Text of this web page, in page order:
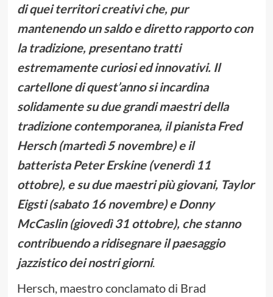
di quei territori creativi che, pur
mantenendo un saldo e diretto rapporto con
la tradizione, presentano tratti
estremamente curiosi ed innovativi. Il
cartellone di quest’anno si incardina
solidamente su due grandi maestri della
tradizione contemporanea, il pianista Fred
Hersch (martedì 5 novembre) e il
batterista Peter Erskine (venerdì 11
ottobre), e su due maestri più giovani, Taylor
Eigsti (sabato 16 novembre) e Donny
McCaslin (giovedì 31 ottobre), che stanno
contribuendo a ridisegnare il paesaggio
jazzistico dei nostri giorni.
Hersch, maestro conclamato di Brad